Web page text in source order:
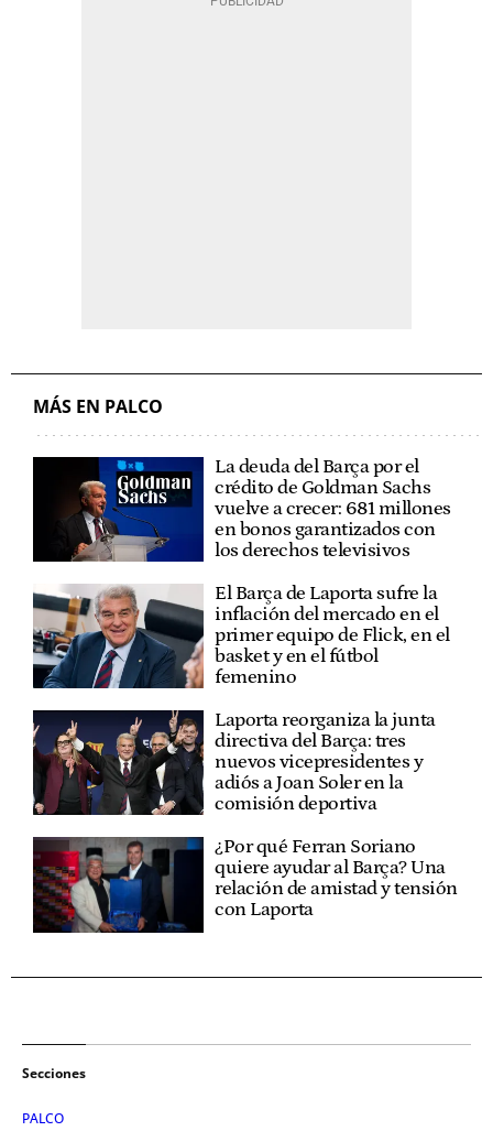
MÁS EN PALCO
La deuda del Barça por el
crédito de Goldman Sachs
vuelve a crecer: 681 millones
en bonos garantizados con
los derechos televisivos
El Barça de Laporta sufre la
inflación del mercado en el
primer equipo de Flick, en el
basket y en el fútbol
femenino
Laporta reorganiza la junta
directiva del Barça: tres
nuevos vicepresidentes y
adiós a Joan Soler en la
comisión deportiva
¿Por qué Ferran Soriano
quiere ayudar al Barça? Una
relación de amistad y tensión
con Laporta
Secciones
PALCO